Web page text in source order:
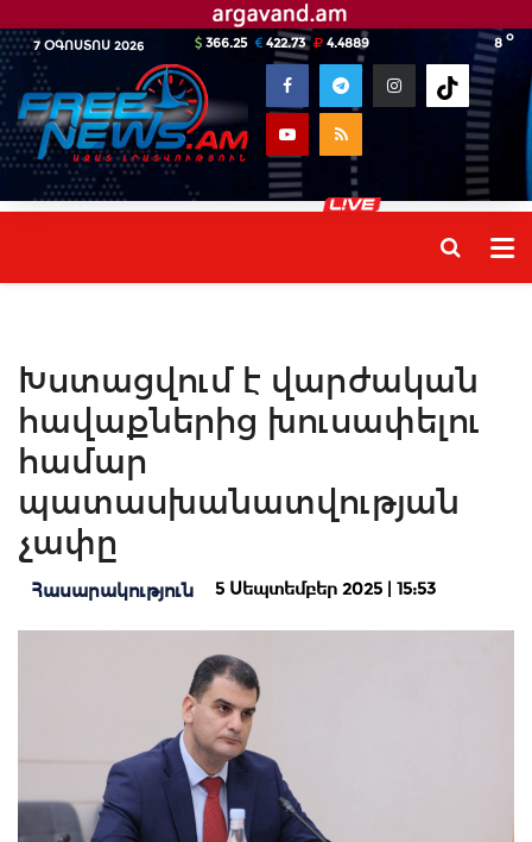
7 ՕԳՈՍՏՈՍ 2026 8 o
366.25 422.73 4.4889
Խստացվում է վարժական
հավաքներից խուսափելու
համար
պատասխանատվության
չափը
Հասարակություն 5 Սեպտեմբեր 2025 | 15:53